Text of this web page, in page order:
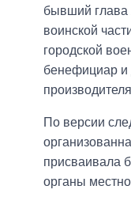
бывший глава
воинской
городской
бенефициар и
По версии
присваивала
органы